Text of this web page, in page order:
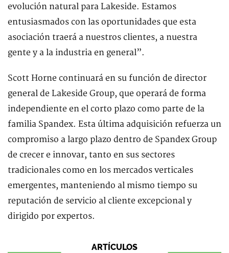
evolución natural para Lakeside. Estamos
entusiasmados con las oportunidades que esta
asociación traerá a nuestros clientes, a nuestra
gente y a la industria en general”.
Scott Horne continuará en su función de director
general de Lakeside Group, que operará de forma
independiente en el corto plazo como parte de la
familia Spandex. Esta última adquisición refuerza un
compromiso a largo plazo dentro de Spandex Group
de crecer e innovar, tanto en sus sectores
tradicionales como en los mercados verticales
emergentes, manteniendo al mismo tiempo su
reputación de servicio al cliente excepcional y
dirigido por expertos.
ARTÍCULOS